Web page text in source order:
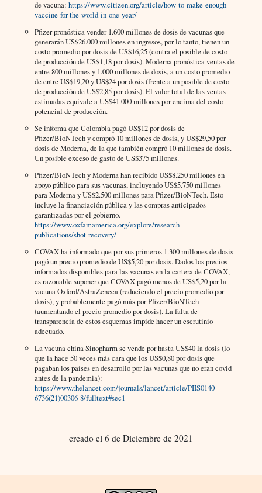
de vacuna:https://www.citizen.org/article/how-to-make-enough-
vaccine-for-the-world-in-one-year/
Pfizer pronóstica vender 1.600 millones de dosis de vacunas que
generarán US$26.000 millones en ingresos, por lo tanto, tienen un
costo promedio por dosis de US$16,25 (contra el posible de costo
de producción de US$1,18 por dosis). Moderna pronóstica ventas de
entre 800 millones y 1.000 millones de dosis, a un costo promedio
de entre US$19,20 y US$24 por dosis (frente a un posible de costo
de producción de US$2,85 por dosis). El valor total de las ventas
estimadas equivale a US$41.000 millones por encima del costo
potencial de producción.
Se informa que Colombia pagó US$12 por dosis de
Pfizer/BioNTech y compró 10 millones de dosis, y US$29,50 por
dosis de Moderna, de la que también compró 10 millones de dosis.
Un posible exceso de gasto de US$375 millones.
Pfizer/BioNTech y Moderna han recibido US$8.250 millones en
apoyo público para sus vacunas, incluyendo US$5.750 millones
para Moderna y US$2.500 millones para Pfizer/BioNTech. Esto
incluye la financiación pública y las compras anticipados
garantizadas por el gobierno.
https://www.oxfamamerica.org/explore/research-
publications/shot-recovery/
COVAX ha informado que por sus primeros 1.300 millones de dosis
pagó un precio promedio de US$5,20 por dosis. Dados los precios
informados disponibles para las vacunas en la cartera de COVAX,
es razonable suponer que COVAX pagó menos de US$5,20 por la
vacuna Oxford/AstraZeneca (reduciendo el precio promedio por
dosis), y probablemente pagó más por Pfizer/BioNTech
(aumentando el precio promedio por dosis). La falta de
transparencia de estos esquemas impide hacer un escrutinio
adecuado.
La vacuna china Sinopharm se vende por hasta US$40 la dosis (lo
que la hace 50 veces más cara que los US$0,80 por dosis que
pagaban los países en desarrollo por las vacunas que no eran covid
antes de la pandemia):
https://www.thelancet.com/journals/lancet/article/PIIS0140-
6736(21)00306-8/fulltext#sec1
creado el 6 de Diciembre de 2021